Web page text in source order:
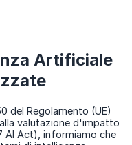
Artificiale
del Regolamento (UE)
valutazione d'impatto
AI Act), informiamo che